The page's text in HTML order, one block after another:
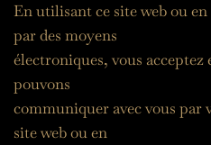
En utilisant ce site web ou
par des moyens
électroniques, vous acceptez
pouvons
communiquer avec vous par
site web ou en